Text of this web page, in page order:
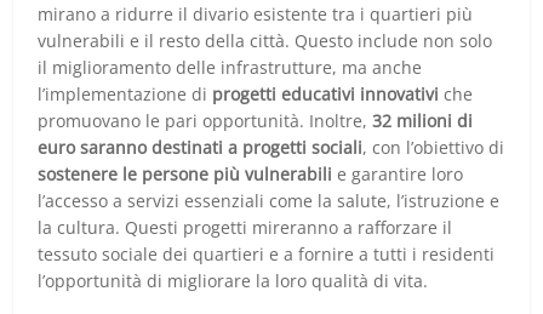
mirano a ridurre il divario esistente tra i quartieri più
vulnerabili e il resto della città. Questo include non solo
il miglioramento delle infrastrutture, ma anche
l’implementazione di progetti educativi innovativi che
promuovano le pari opportunità. Inoltre,32 milioni di
euro saranno destinati a progetti sociali, con l’obiettivo di
sostenere le persone più vulnerabili e garantire loro
l’accesso a servizi essenziali come la salute, l’istruzione e
la cultura. Questi progetti mireranno a rafforzare il
tessuto sociale dei quartieri e a fornire a tutti i residenti
l’opportunità di migliorare la loro qualità di vita.